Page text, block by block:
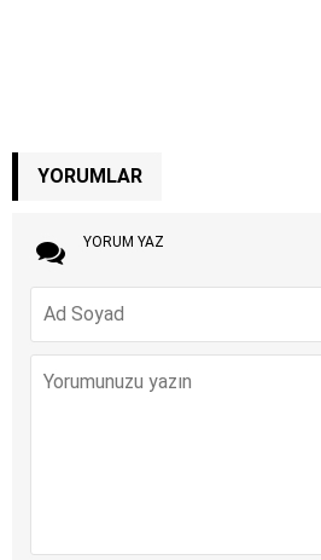
YORUMLAR
YORUM YAZ